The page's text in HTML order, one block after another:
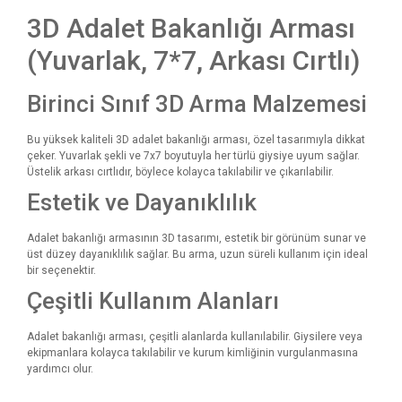
3D Adalet Bakanlığı Arması
(Yuvarlak, 7*7, Arkası Cırtlı)
Birinci Sınıf 3D Arma Malzemesi
Bu yüksek kaliteli 3D adalet bakanlığı arması, özel tasarımıyla dikkat
çeker. Yuvarlak şekli ve 7x7 boyutuyla her türlü giysiye uyum sağlar.
Üstelik arkası cırtlıdır, böylece kolayca takılabilir ve çıkarılabilir.
Estetik ve Dayanıklılık
Adalet bakanlığı armasının 3D tasarımı, estetik bir görünüm sunar ve
üst düzey dayanıklılık sağlar. Bu arma, uzun süreli kullanım için ideal
bir seçenektir.
Çeşitli Kullanım Alanları
Adalet bakanlığı arması, çeşitli alanlarda kullanılabilir. Giysilere veya
ekipmanlara kolayca takılabilir ve kurum kimliğinin vurgulanmasına
yardımcı olur.